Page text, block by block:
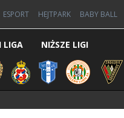
ESPORT HEJTPARK BABY BALL
I LIGA NIŻSZE LIGI